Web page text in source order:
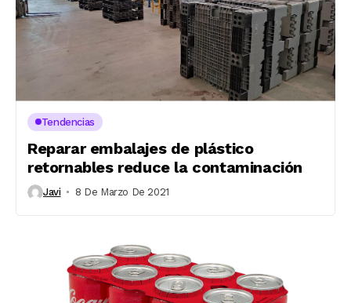
Tendencias
Reparar embalajes de plástico
retornables reduce la contaminación
Javi 8 De Marzo De 2021